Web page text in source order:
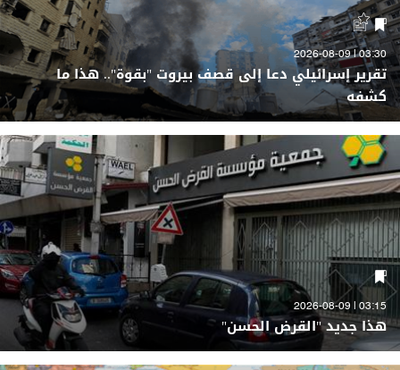
03:30 | 2026-08-09
تقرير إسرائيلي دعا إلى قصف بيروت "بقوة".. هذا ما
كشفه
03:15 | 2026-08-09
هذا جديد "القرض الحسن"